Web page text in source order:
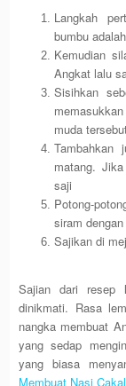
Langkah
bumbu
Kemudian
Angkat lalu
Sisihkan
muda
matang.
saji
Potong-
siram
Sajikan di
Sajian dari resep
dinikmati. Rasa
nangka membuat
yang sedap
yang biasa
Membuat Nasi